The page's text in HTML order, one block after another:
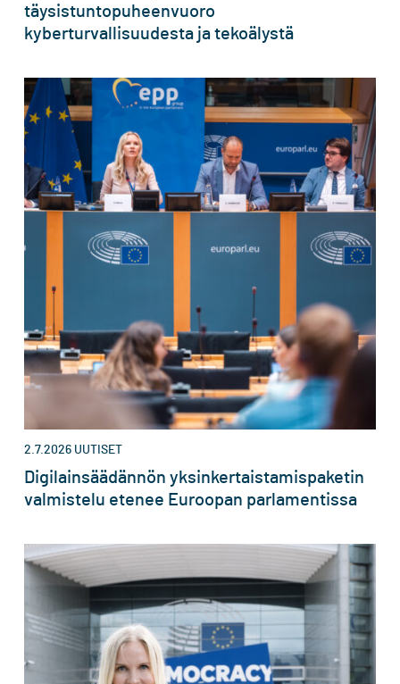
täysistuntopuheenvuoro
kyberturvallisuudesta ja tekoälystä
2.7.2026 UUTISET
Digilainsäädännön yksinkertaistamispaketin
valmistelu etenee Euroopan parlamentissa